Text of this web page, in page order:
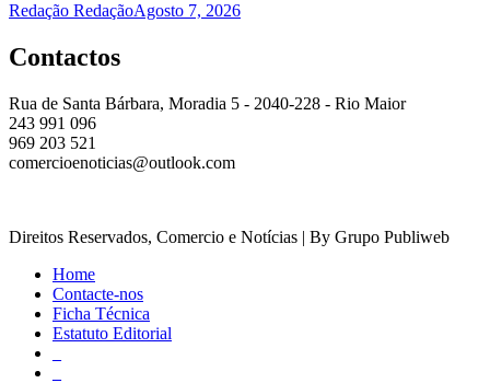
Redação RedaçãoAgosto 7, 2026
Contactos
Rua de Santa Bárbara, Moradia 5 - 2040-228 - Rio Maior
243 991 096
969 203 521
comercioenoticias@outlook.com
Direitos Reservados, Comercio e Notícias | By Grupo Publiweb
Home
Contacte-nos
Ficha Técnica
Estatuto Editorial